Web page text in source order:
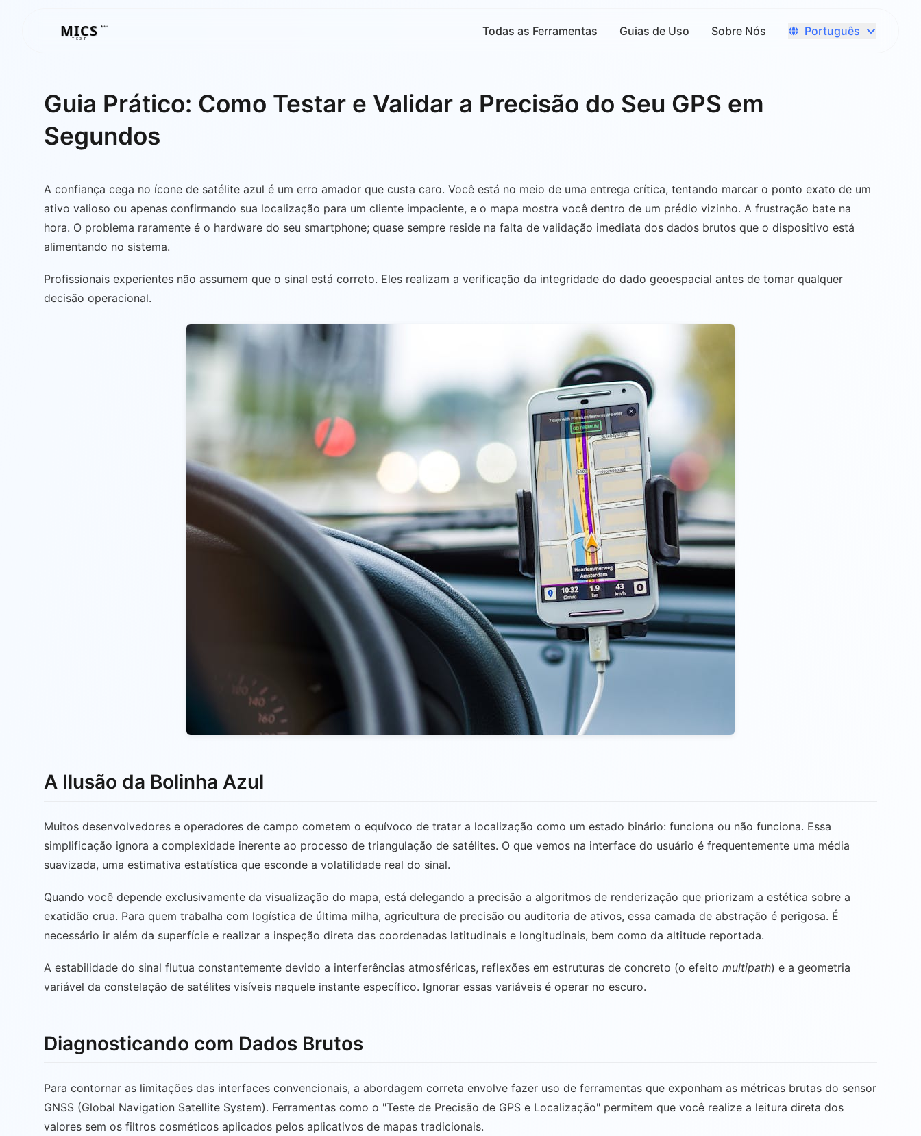
MICS
MICS
TEST
Todas as Ferramentas Guias de Uso Sobre Nós Português
Guia Prático: Como Testar e Validar a Precisão do Seu GPS em
Segundos
A confiança cega no ícone de satélite azul é um erro amador que custa caro. Você está no meio de uma entrega crítica, tentando marcar o ponto exato de um
ativo valioso ou apenas confirmando sua localização para um cliente impaciente, e o mapa mostra você dentro de um prédio vizinho. A frustração bate na
hora. O problema raramente é o hardware do seu smartphone; quase sempre reside na falta de validação imediata dos dados brutos que o dispositivo está
alimentando no sistema.
Profissionais experientes não assumem que o sinal está correto. Eles realizam a verificação da integridade do dado geoespacial antes de tomar qualquer
decisão operacional.
A Ilusão da Bolinha Azul
Muitos desenvolvedores e operadores de campo cometem o equívoco de tratar a localização como um estado binário: funciona ou não funciona. Essa
simplificação ignora a complexidade inerente ao processo de triangulação de satélites. O que vemos na interface do usuário é frequentemente uma média
suavizada, uma estimativa estatística que esconde a volatilidade real do sinal.
Quando você depende exclusivamente da visualização do mapa, está delegando a precisão a algoritmos de renderização que priorizam a estética sobre a
exatidão crua. Para quem trabalha com logística de última milha, agricultura de precisão ou auditoria de ativos, essa camada de abstração é perigosa. É
necessário ir além da superfície e realizar a inspeção direta das coordenadas latitudinais e longitudinais, bem como da altitude reportada.
A estabilidade do sinal flutua constantemente devido a interferências atmosféricas, reflexões em estruturas de concreto (o efeito multipath) e a geometria
variável da constelação de satélites visíveis naquele instante específico. Ignorar essas variáveis é operar no escuro.
Diagnosticando com Dados Brutos
Para contornar as limitações das interfaces convencionais, a abordagem correta envolve fazer uso de ferramentas que exponham as métricas brutas do sensor
GNSS (Global Navigation Satellite System). Ferramentas como o "Teste de Precisão de GPS e Localização" permitem que você realize a leitura direta dos
valores sem os filtros cosméticos aplicados pelos aplicativos de mapas tradicionais.